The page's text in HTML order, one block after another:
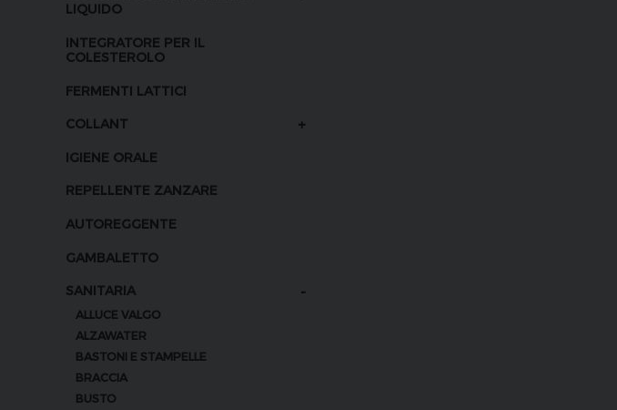
LIQUIDO
INTEGRATORE PER IL
COLESTEROLO
FERMENTI LATTICI
COLLANT +
IGIENE ORALE
REPELLENTE ZANZARE
AUTOREGGENTE
GAMBALETTO
SANITARIA -
ALLUCE VALGO
ALZAWATER
BASTONI E STAMPELLE
BRACCIA
BUSTO